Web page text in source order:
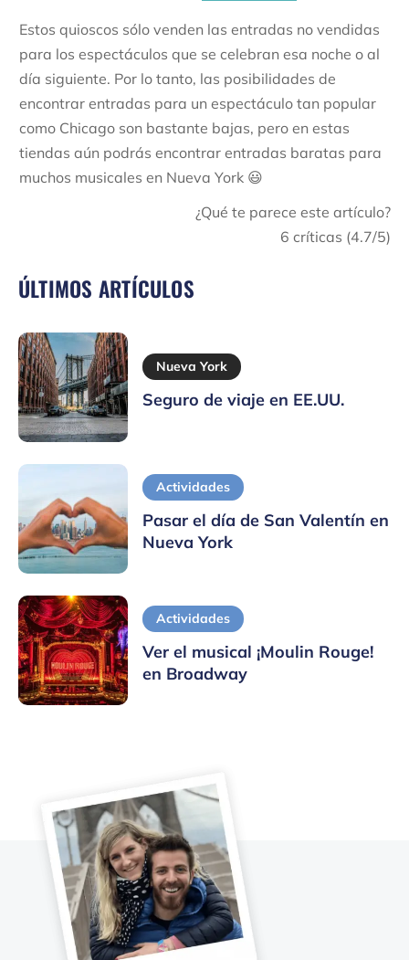
Estos quioscos sólo venden las entradas no vendidas
para los espectáculos que se celebran esa noche o al
día siguiente. Por lo tanto, las posibilidades de
encontrar entradas para un espectáculo tan popular
como Chicago son bastante bajas, pero en estas
tiendas aún podrás encontrar entradas baratas para
muchos musicales en Nueva York 😃
¿Qué te parece este artículo?
6 críticas (4.7/5)
ÚLTIMOS ARTÍCULOS
Nueva York
Seguro de viaje en EE.UU.
Actividades
Pasar el día de San Valentín en
Nueva York
Actividades
Ver el musical ¡Moulin Rouge!
en Broadway